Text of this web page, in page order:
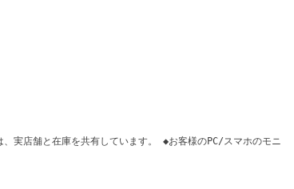
実店舗と在庫を共有しています。 ◆お客様のPC/スマホのモニ